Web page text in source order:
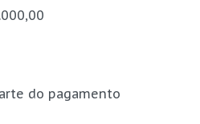
do pagamento